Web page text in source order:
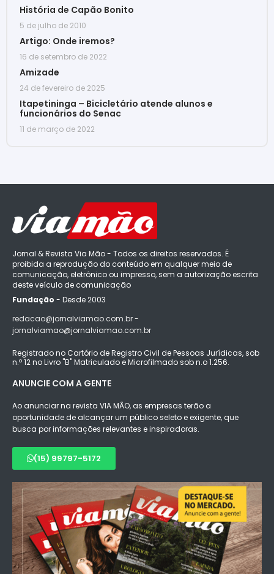
História de Capão Bonito
5 de julho de 2010
Artigo: Onde iremos?
16 de setembro de 2022
Amizade
24 de fevereiro de 2025
Itapetininga – Bicicletário atende alunos e
funcionários do Senac
11 de março de 2022
Jornal & Revista Via Mão - Todos os direitos reservados. É
proibida a reprodução do conteúdo em qualquer meio de
comunicação, eletrônico ou impresso, sem a autorização escrita
deste veículo de comunicação
Fundação - Desde 2003
redacao@jornalviamao.com.br -
jornalviamao@jornalviamao.com.br
Registrado no Cartório de Registro Civil de Pessoas Jurídicas, sob
n.º 12 no Livro "B" Matriculado e Microfilmado sob n.o 1.256.
ANUNCIE COM A GENTE
Ao anunciar na revista VIA MÃO, as empresas terão a
oportunidade de alcançar um público seleto e exigente, que
busca por informações relevantes e inspiradoras.
(15) 99797-5172